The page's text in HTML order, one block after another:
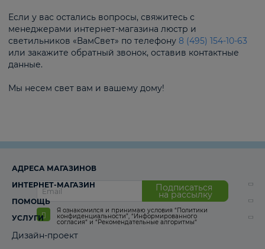
Если у вас остались вопросы, свяжитесь с
менеджерами интернет-магазина люстр и
светильников «ВамСвет» по телефону 8 (495) 154-10-63
или закажите обратный звонок, оставив контактные
данные.
Мы несем свет вам и вашему дому!
Подписаться
на рассылку
Я ознакомился и принимаю условия “Политики
конфиденциальности”, “Информированного
согласия“ и “Рекомендательные алгоритмы“
АДРЕСА МАГАЗИНОВ
ИНТЕРНЕТ-МАГАЗИН
ПОМОЩЬ
УСЛУГИ
Дизайн-проект